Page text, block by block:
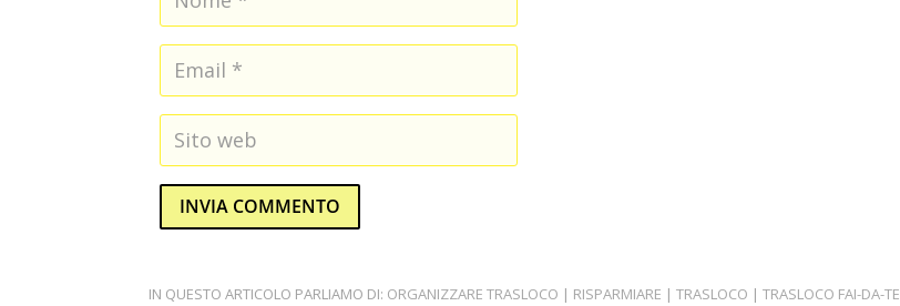
INVIA COMMENTO
IN QUESTO ARTICOLO PARLIAMO DI: ORGANIZZARE TRASLOCO | RISPARMIARE |TRASLOCO |TRASLOCO FAI-DA-TE